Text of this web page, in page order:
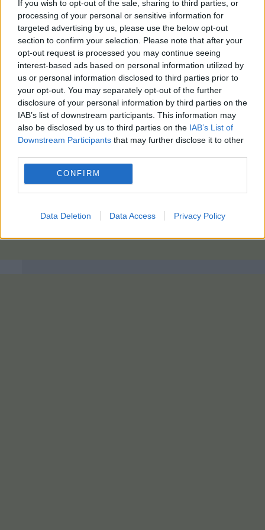
If you wish to opt-out of the sale, sharing to third parties, or
processing of your personal or sensitive information for
targeted advertising by us, please use the below opt-out
section to confirm your selection. Please note that after your
opt-out request is processed you may continue seeing
interest-based ads based on personal information utilized by
us or personal information disclosed to third parties prior to
your opt-out. You may separately opt-out of the further
disclosure of your personal information by third parties on the
IAB’s list of downstream participants. This information may
also be disclosed by us to third parties on the IAB’s List of
Downstream Participants that may further disclose it to other
CONFIRM
Data Deletion Data Access Privacy Policy